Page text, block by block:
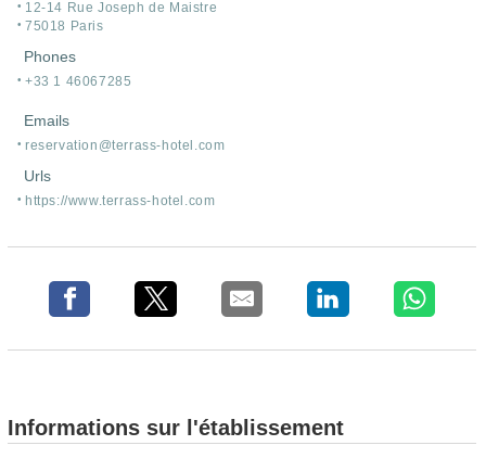
12-14 Rue Joseph de Maistre
75018 Paris
Phones
+33 1 46067285
Emails
reservation@terrass-hotel.com
Urls
https://www.terrass-hotel.com
Informations sur l'établissement